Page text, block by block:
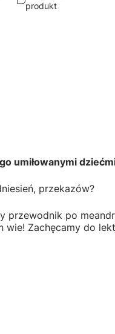
produkt
umiłowanymi
przekazów?
przewodnik po
Zachęcamy do